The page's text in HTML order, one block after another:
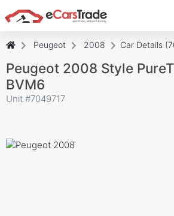
Instale a aplicação web
ao seu ecrã inicial e receba
Peugeot 2008 Car Details
Peugeot 2008 Style
BVM6
Unit #7049717